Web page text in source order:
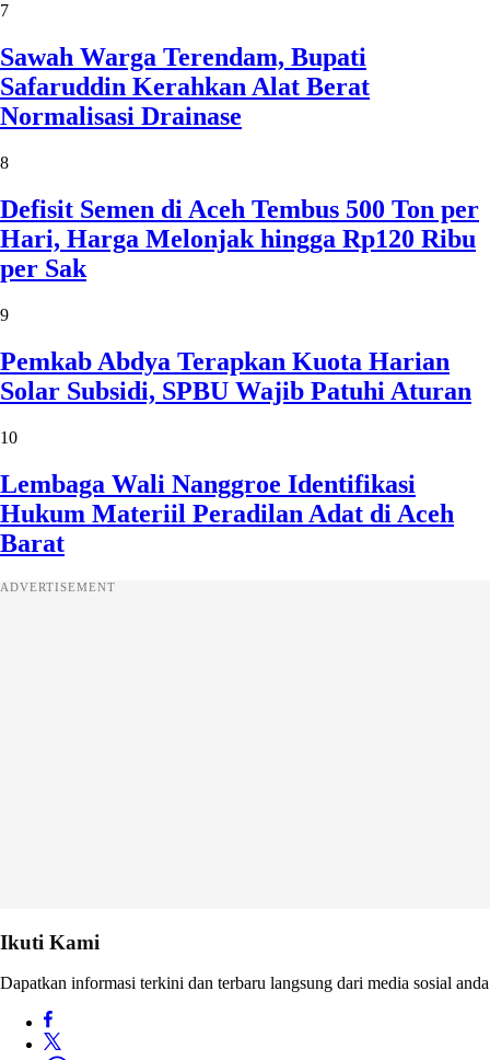
7
Sawah Warga Terendam, Bupati
Safaruddin Kerahkan Alat Berat
Normalisasi Drainase
8
Defisit Semen di Aceh Tembus 500 Ton per
Hari, Harga Melonjak hingga Rp120 Ribu
per Sak
9
Pemkab Abdya Terapkan Kuota Harian
Solar Subsidi, SPBU Wajib Patuhi Aturan
10
Lembaga Wali Nanggroe Identifikasi
Hukum Materiil Peradilan Adat di Aceh
Barat
ADVERTISEMENT
Ikuti Kami
Dapatkan informasi terkini dan terbaru langsung dari media sosial anda